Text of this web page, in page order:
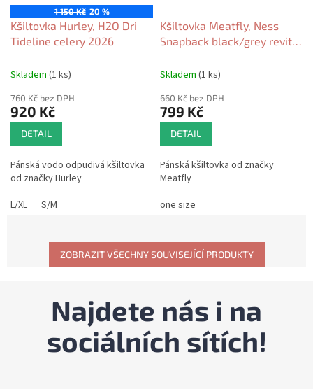
1 150 Kč 20 %
Kšiltovka Hurley, H2O Dri
Tideline celery 2026
Skladem (1 ks)
760 Kč bez DPH
920 Kč
DETAIL
Pánská vodo odpudivá kšiltovka
od značky Hurley
L/XL
S/M
Kšiltovka Meatfly, Ness
Snapback black/grey revital
Skladem (1 ks)
660 Kč bez DPH
799 Kč
DETAIL
Pánská kšiltovka od značky
Meatfly
one size
ZOBRAZIT VŠECHNY SOUVISEJÍCÍ PRODUKTY
Najdete nás i na
sociálních sítích!